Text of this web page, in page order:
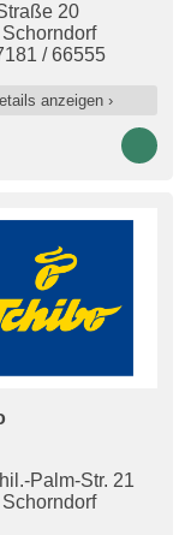
20
/ 66555
anzeigen ›
Palm-Str. 21